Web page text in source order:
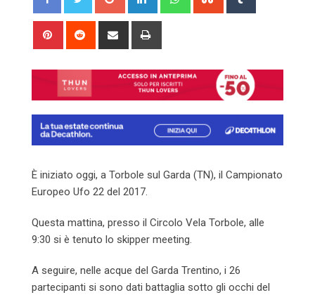
Pinterest Reddit
Share
È iniziato oggi, a Torbole sul Garda (TN), il Campionato
Europeo Ufo 22 del 2017.
Questa mattina, presso il Circolo Vela Torbole, alle
9:30 si è tenuto lo skipper meeting.
A seguire, nelle acque del Garda Trentino, i 26
partecipanti si sono dati battaglia sotto gli occhi del